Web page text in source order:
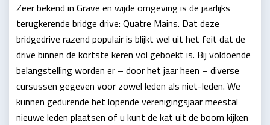
Zeer bekend in Grave en wijde omgeving is de jaarlijks
terugkerende bridge drive: Quatre Mains. Dat deze
bridgedrive razend populair is blijkt wel uit het feit dat de
drive binnen de kortste keren vol geboekt is. Bij voldoende
belangstelling worden er – door het jaar heen – diverse
cursussen gegeven voor zowel leden als niet-leden. We
kunnen gedurende het lopende verenigingsjaar meestal
nieuwe leden plaatsen of u kunt de kat uit de boom kijken